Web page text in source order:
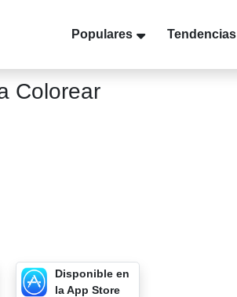
Populares Tendencias
Colorear
Disponible en
la App Store